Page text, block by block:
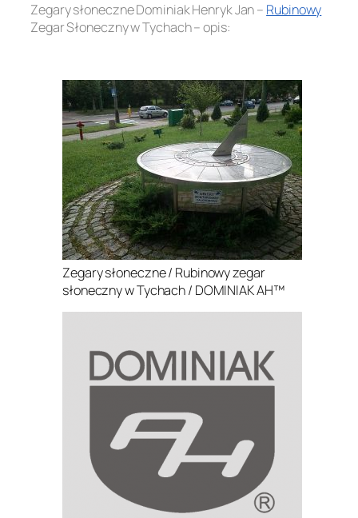
Zegary słoneczne Dominiak Henryk Jan – Rubinowy
Zegar Słoneczny w Tychach – opis:
Zegary słoneczne / Rubinowy zegar
słoneczny w Tychach / DOMINIAK AH™